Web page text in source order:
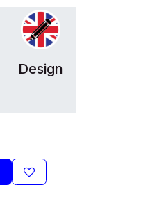
Design